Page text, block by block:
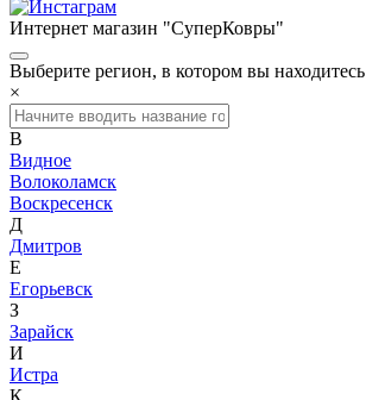
Интернет магазин "СуперКовры"
Выберите регион, в котором вы находитесь
×
В
Видное
Волоколамск
Воскресенск
Д
Дмитров
Е
Егорьевск
З
Зарайск
И
Истра
К